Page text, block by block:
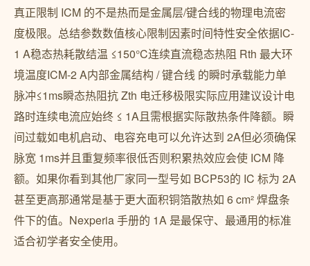
真正限制 ICM 的不是热而是金属层/键合线的物理电流密
度极限。总结参数数值核心限制因素时间特性安全依据IC-
1 A稳态热耗散结温 ≤150°C连续直流稳态热阻 Rth 最大环
境温度ICM-2 A内部金属结构 / 键合线 的瞬时承载能力单
脉冲≤1ms瞬态热阻抗 Zth 电迁移极限实际应用建议设计电
路时连续电流应始终 ≤ 1A且需根据实际散热条件降额。瞬
间过载如电机启动、电容充电可以允许达到 2A但必须确保
脉宽 1ms并且重复频率很低否则积累热效应会使 ICM 降
额。如果你看到其他厂家同一型号如 BCP53的 IC 标为 2A
甚至更高那通常是基于更大面积铜箔散热如 6 cm² 焊盘条
件下的值。Nexperia 手册的 1A 是最保守、最通用的标准
适合初学者安全使用。